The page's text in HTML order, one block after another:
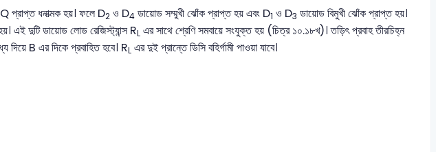
প্রাপ্ত ধনাত্মক হয়। ফলে D2 ও D4 ডায়োড সম্মুখী ঝোঁক প্রাপ্ত হয় এবং D1 ও D3 ডায়োড বিমুখী ঝোঁক প্রাপ্ত হয়।
এই দুটি ডায়োড লোড রেজিস্ট্যান্স RL এর সাথে শ্রেণি সমবায়ে সংযুক্ত হয় (চিত্র ১০.১৮খ)। তড়িৎ প্রবাহ তীরচিহ্ন
দিয়ে B এর দিকে প্রবাহিত হবে। RL এর দুই প্রান্তে ডিসি বহির্গামী পাওয়া যাবে।